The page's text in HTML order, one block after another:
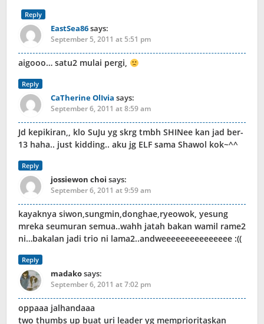
Reply
EastSea86says:
September 5, 2011 at 5:51 pm
aigooo… satu2 mulai pergi,
Reply
CaTherine OlIvia says:
September 6, 2011 at 8:59 am
Jd kepikiran,, klo SuJu yg skrg tmbh SHINee kan jad ber-
13 haha.. just kidding.. aku jg ELF sama Shawol kok~^^
Reply
jossiewon choi says:
September 6, 2011 at 9:59 am
kayaknya siwon,sungmin,donghae,ryeowok, yesung
mreka seumuran semua..wahh jatah bakan wamil rame2
ni…bakalan jadi trio ni lama2..andweeeeeeeeeeeeeee :((
Reply
madakosays:
September 6, 2011 at 7:02 pm
oppaaa jalhandaaa
two thumbs up buat uri leader yg memprioritaskan